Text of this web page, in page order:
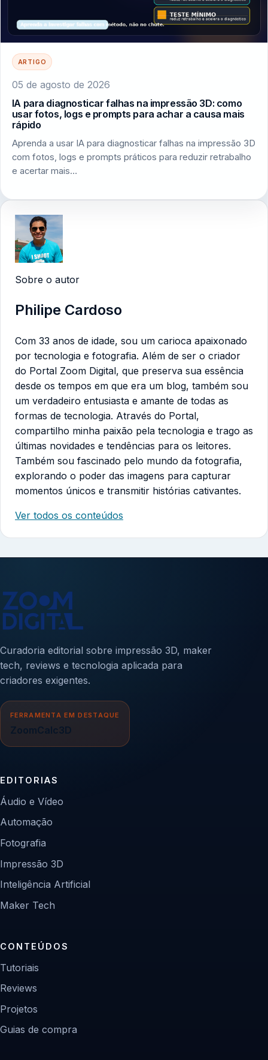
ARTIGO
05 de agosto de 2026
IA para diagnosticar falhas na impressão 3D: como
usar fotos, logs e prompts para achar a causa mais
rápido
Aprenda a usar IA para diagnosticar falhas na impressão 3D
com fotos, logs e prompts práticos para reduzir retrabalho
e acertar mais…
Sobre o autor
Philipe Cardoso
Com 33 anos de idade, sou um carioca apaixonado
por tecnologia e fotografia. Além de ser o criador
do Portal Zoom Digital, que preserva sua essência
desde os tempos em que era um blog, também sou
um verdadeiro entusiasta e amante de todas as
formas de tecnologia. Através do Portal,
compartilho minha paixão pela tecnologia e trago as
últimas novidades e tendências para os leitores.
Também sou fascinado pelo mundo da fotografia,
explorando o poder das imagens para capturar
momentos únicos e transmitir histórias cativantes.
Ver todos os conteúdos
Curadoria editorial sobre impressão 3D, maker
tech, reviews e tecnologia aplicada para
criadores exigentes.
FERRAMENTA EM DESTAQUE
ZoomCalc3D
EDITORIAS
Áudio e Vídeo
Automação
Fotografia
Impressão 3D
Inteligência Artificial
Maker Tech
CONTEÚDOS
Tutoriais
Reviews
Projetos
Guias de compra